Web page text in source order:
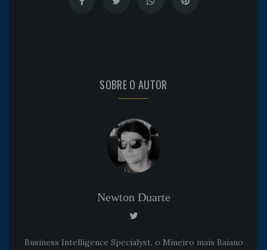
SOBRE O AUTOR
Newton Duarte
Business Intelligence Specialyst, o Mineiro mais Baiano